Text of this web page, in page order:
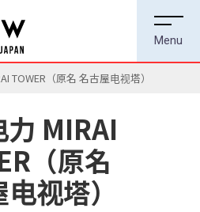
TOWER（原名 名古屋电视塔）
力 MIRAI
（原名
视塔）